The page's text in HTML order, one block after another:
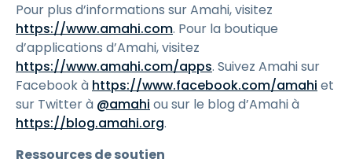
Pour plus d’informations sur Amahi, visitez
https://www.amahi.com. Pour la boutique
d’applications d’Amahi, visitez
https://www.amahi.com/apps. Suivez Amahi sur
Facebook à https://www.facebook.com/amahi et
sur Twitter à @amahi ou sur le blog d’Amahi à
https://blog.amahi.org.
Ressources de soutien